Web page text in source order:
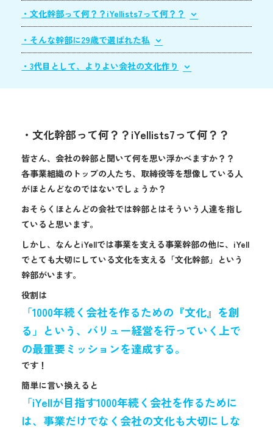
・文化幹部って何？？iYellists7って何？？
・そんな幹部に29歳で選ばれた私
・3代目として、よりよい会社の文化作り
・文化幹部って何？？iYellists7って何？？
皆さん、会社の幹部と聞いて何を思い浮かべますか？？
各事業組織のトップの人たち、取締役等を想像している人
がほとんどなのではないでしょうか？
おそらくほとんどの会社では幹部とはそういう人達を指し
ていると思います。
しかし、なんとiYellでは事業を支える事業幹部の他に、iYell
でとても大切にしている文化を支える「文化幹部」という
幹部がいます。
役割は
「1000年続く会社を作るための『文化』を創
る」という、バリュー経営を行っていく上で
の最重要ミッションを達成する。
です！
簡単に言い換えると
「iYellが目指す1000年続く会社を作るために
は、事業だけでなく会社の文化も大切にしな